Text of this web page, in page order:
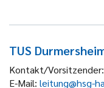
TUS
Kontakt/Vorsitzender:
E-Mail: leitung@hsg-